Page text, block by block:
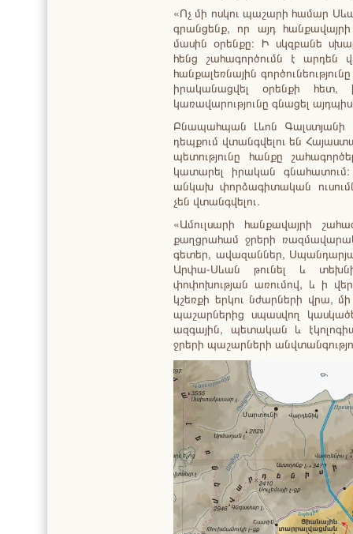
«Ոչ մի ոսկու պաշարի համար
գրանցենք, որ այդ
մասին օրենքը։ Ի սկզբանե
հենց շահագործումն է արդեն
հանքալեռնային
իրականացվել օրենքի
կառավարությունը գնացել
Բնապահպան Լևոն Գալստյանի
դեպքում վտանգվելու են
պետությունը հանքը
կատարել իրական գնահատում։
անկախ փորձագիտական
չեն վտանգվելու.
«Ամուլսարի հանքավայրի
քաղցրահամ ջրերի
գետեր, ավազաններ,
Արփա-Սևան թունել և
փոփոխության առումով, և ի
կշեռքի երկու նժարների վրա,
պաշարներից սպասվող
ազգային, պետական և
ջրերի պաշարների